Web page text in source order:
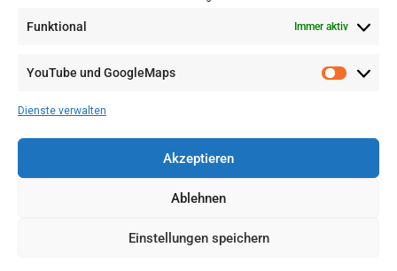
Funktional Immer aktiv
YouTube und GoogleMaps
Dienste verwalten
Akzeptieren
Ablehnen
Einstellungen speichern
VERWALTUNG